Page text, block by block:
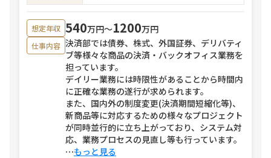
想定年収 540万円〜1200万円
仕事内容 決済部では債券、株式、外国証券、デリバティ
ブ等様々な商品の決済・バックオフィス業務を
担っています。
デイリー業務には時限性があることから時間内
に正確な業務の遂行が求められます。
また、国内外の制度変更(決済期間短縮化等)、
新商品等に対応するための様々なプロジェクト
が同時並行的に立ち上がっており、システム対
応、業務プロセスの見直し等も行っています。
⋯もっと見る